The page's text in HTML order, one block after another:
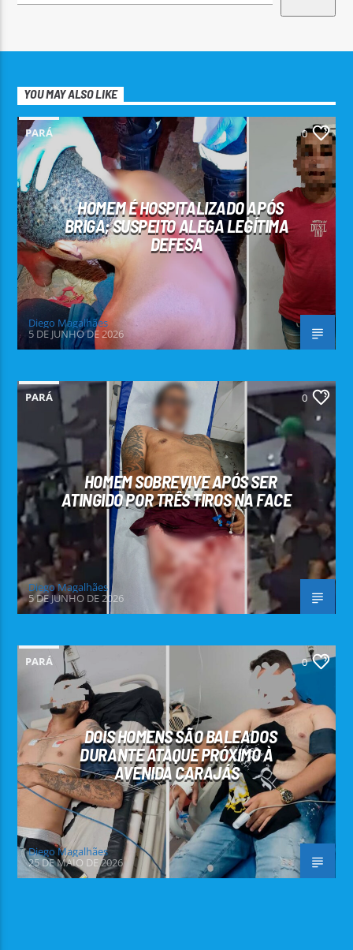
YOU MAY ALSO LIKE
PARÁ 0
HOMEM É HOSPITALIZADO APÓS
BRIGA; SUSPEITO ALEGA LEGÍTIMA
DEFESA
Diego Magalhães
5 DE JUNHO DE 2026
PARÁ 0
HOMEM SOBREVIVE APÓS SER
ATINGIDO POR TRÊS TIROS NA FACE
Diego Magalhães
5 DE JUNHO DE 2026
PARÁ 0
DOIS HOMENS SÃO BALEADOS
DURANTE ATAQUE PRÓXIMO À
AVENIDA CARAJÁS
Diego Magalhães
25 DE MAIO DE 2026